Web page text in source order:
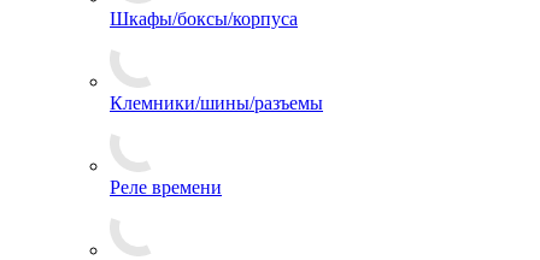
Шкафы/боксы/корпуса
Клемники/шины/разъемы
Реле времени